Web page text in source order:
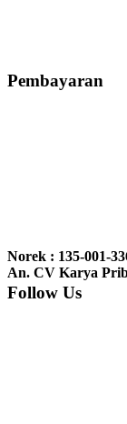
bale2 dan kursi teras
nyesel deh beli
Pembayaran
Norek : 135-001-
An. CV Karya
Follow Us